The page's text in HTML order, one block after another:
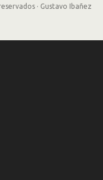
· Gustavo Ibañez